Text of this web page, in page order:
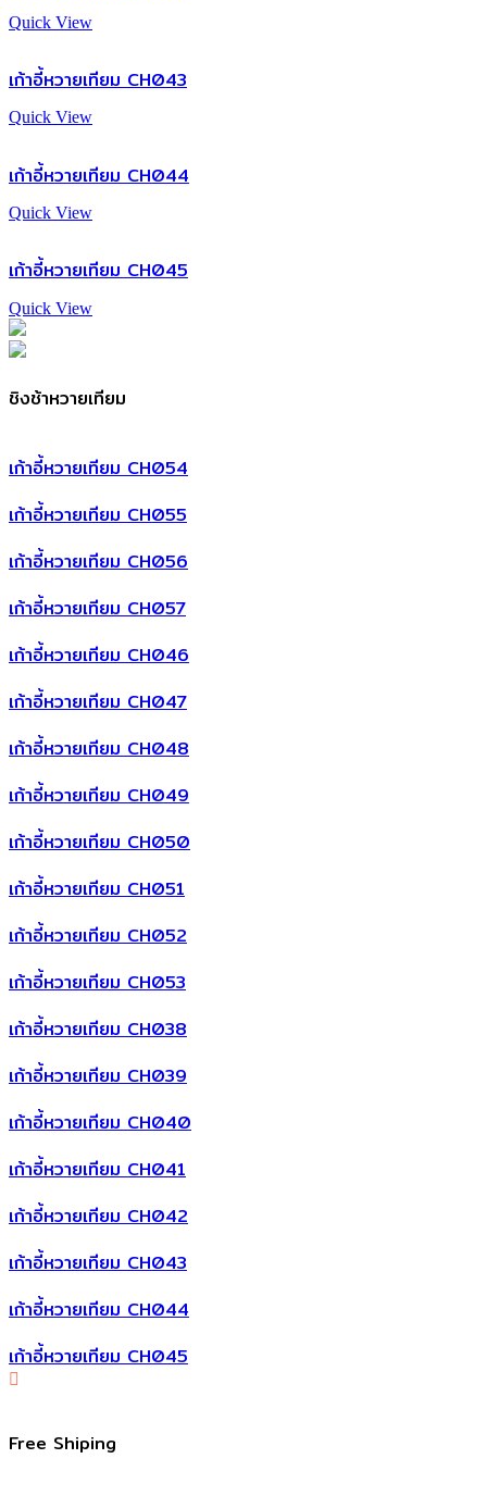
Quick View
เก้าอี้หวายเทียม CH043
Quick View
เก้าอี้หวายเทียม CH044
Quick View
เก้าอี้หวายเทียม CH045
Quick View
ชิงช้าหวายเทียม
เก้าอี้หวายเทียม CH054
เก้าอี้หวายเทียม CH055
เก้าอี้หวายเทียม CH056
เก้าอี้หวายเทียม CH057
เก้าอี้หวายเทียม CH046
เก้าอี้หวายเทียม CH047
เก้าอี้หวายเทียม CH048
เก้าอี้หวายเทียม CH049
เก้าอี้หวายเทียม CH050
เก้าอี้หวายเทียม CH051
เก้าอี้หวายเทียม CH052
เก้าอี้หวายเทียม CH053
เก้าอี้หวายเทียม CH038
เก้าอี้หวายเทียม CH039
เก้าอี้หวายเทียม CH040
เก้าอี้หวายเทียม CH041
เก้าอี้หวายเทียม CH042
เก้าอี้หวายเทียม CH043
เก้าอี้หวายเทียม CH044
เก้าอี้หวายเทียม CH045
Free Shiping